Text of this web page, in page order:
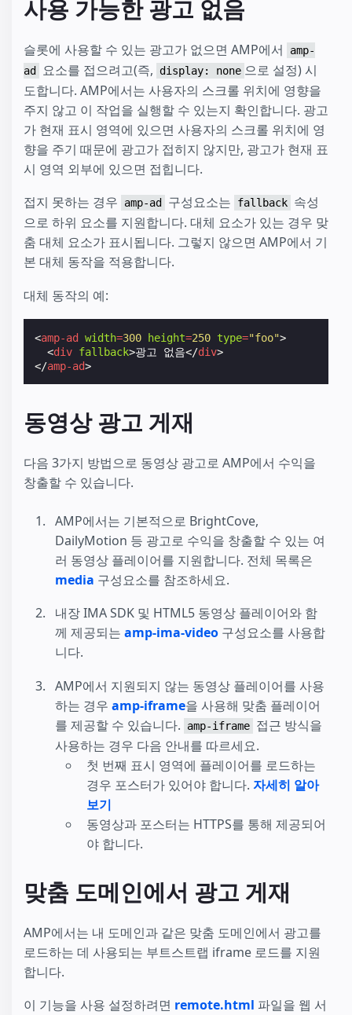
사용 가능한 광고 없음
슬롯에 사용할 수 있는 광고가 없으면 AMP에서
amp-
ad
요소를 접으려고(즉, display: none 으로 설정) 시
도합니다. AMP에서는 사용자의 스크롤 위치에 영향을
주지 않고 이 작업을 실행할 수 있는지 확인합니다. 광고
가 현재 표시 영역에 있으면 사용자의 스크롤 위치에 영
향을 주기 때문에 광고가 접히지 않지만, 광고가 현재 표
시 영역 외부에 있으면 접힙니다.
접지 못하는 경우
amp-ad 구성요소는 fallback 속성
으로 하위 요소를 지원합니다. 대체 요소가 있는 경우 맞
춤 대체 요소가 표시됩니다. 그렇지 않으면 AMP에서 기
본 대체 동작을 적용합니다.
대체 동작의 예:
<amp-ad width=300 height=250 type="foo">
<div fallback>광고 없음</div>
</amp-ad>
동영상 광고 게재
다음 3가지 방법으로 동영상 광고로 AMP에서 수익을
창출할 수 있습니다.
AMP에서는 기본적으로 BrightCove,
DailyMotion 등 광고로 수익을 창출할 수 있는 여
러 동영상 플레이어를 지원합니다. 전체 목록은
media 구성요소를 참조하세요.
내장 IMA SDK 및 HTML5 동영상 플레이어와 함
께 제공되는 amp-ima-video 구성요소를 사용합
니다.
AMP에서 지원되지 않는 동영상 플레이어를 사용
하는 경우 amp-iframe을 사용해 맞춤 플레이어
를 제공할 수 있습니다.
amp-iframe 접근 방식을
사용하는 경우 다음 안내를 따르세요.
첫 번째 표시 영역에 플레이어를 로드하는
경우 포스터가 있어야 합니다. 자세히 알아
보기
동영상과 포스터는 HTTPS를 통해 제공되어
야 합니다.
맞춤 도메인에서 광고 게재
AMP에서는 내 도메인과 같은 맞춤 도메인에서 광고를
로드하는 데 사용되는 부트스트랩 iframe 로드를 지원
합니다.
이 기능을 사용 설정하려면 remote.html 파일을 웹 서